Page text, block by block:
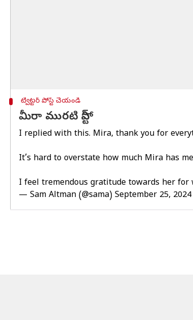
ట్విట్టర్ పోస్ట్ చేయండి
మీరా మురటి పోస్ట్
I replied with this. Mira, thank you for
It’s hard to overstate how much Mira has
I feel tremendous gratitude towards her
— Sam Altman (@sama) September 25, 2024